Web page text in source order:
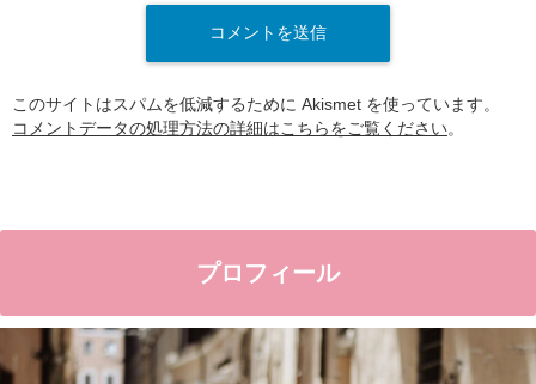
このサイトはスパムを低減するために Akismet を使っています。
コメントデータの処理方法の詳細はこちらをご覧ください。
プロフィール